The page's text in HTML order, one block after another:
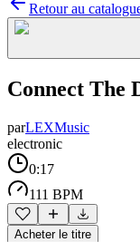
Retour au
Connect The
parLEXMusic
electronic
0:17
111 BPM
Acheter le titre